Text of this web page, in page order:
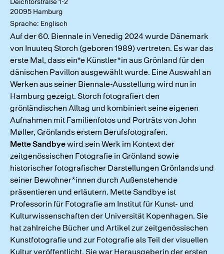
20095 Hamburg
Sprache: Englisch
Auf der 60. Biennale in Venedig 2024 wurde Dänemark
von Inuuteq Storch (geboren 1989) vertreten. Es war das
erste Mal, dass ein*e Künstler*in aus Grönland für den
dänischen Pavillon ausgewählt wurde. Eine Auswahl an
Werken aus seiner Biennale-Ausstellung wird nun in
Hamburg gezeigt. Storch fotografiert den
grönländischen Alltag und kombiniert seine eigenen
Aufnahmen mit Familienfotos und Porträts von John
Møller, Grönlands erstem Berufsfotografen.
Mette Sandbyewird sein Werk im Kontext der
zeitgenössischen Fotografie in Grönland sowie
historischer fotografischer Darstellungen Grönlands und
seiner Bewohner*innen durch Außenstehende
präsentieren und erläutern. Mette Sandbye ist
Professorin für Fotografie am Institut für Kunst- und
Kulturwissenschaften der Universität Kopenhagen. Sie
hat zahlreiche Bücher und Artikel zur zeitgenössischen
Kunstfotografie und zur Fotografie als Teil der visuellen
Kultur veröffentlicht. Sie war Herausgeberin der ersten